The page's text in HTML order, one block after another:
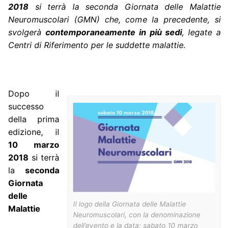
2018 si terrà la seconda Giornata delle Malattie
Neuromuscolari (GMN) che, come la precedente, si
svolgerà contemporaneamente in più sedi, legate a
Centri di Riferimento per le suddette malattie.
Il logo della Giornata delle Malattie
Neuromuscolari, con la denominazione
dell’evento e la data: sabato 10 marzo
Dopo il
successo
della prima
edizione, il
10 marzo
2018 si terrà
la seconda
Giornata
delle
Malattie